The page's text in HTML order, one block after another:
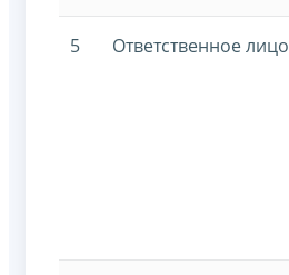
5 Ответственное лицо